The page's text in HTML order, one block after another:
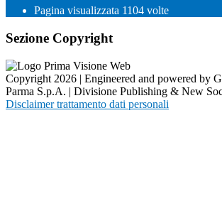
Pagina visualizzata 1104 volte
Sezione Copyright
Copyright 2026 | Engineered and powered by
Parma S.p.A. | Divisione Publishing & New
Disclaimer trattamento dati personali